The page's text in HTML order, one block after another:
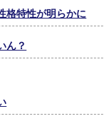
格特性が明らかに
ん？